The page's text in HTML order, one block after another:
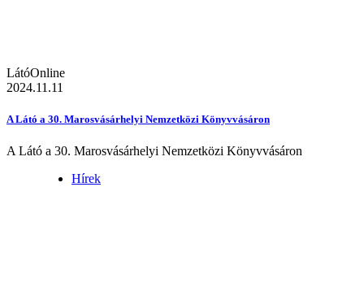
LátóOnline
2024.11.11
A Látó a 30. Marosvásárhelyi Nemzetközi Könyvvásáron
A Látó a 30. Marosvásárhelyi Nemzetközi Könyvvásáron
Hírek